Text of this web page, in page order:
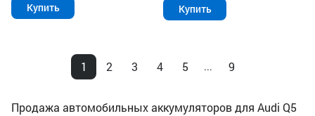
Купить Купить
1 2 3 4 5 ... 9
Продажа автомобильных аккумуляторов для Audi Q5